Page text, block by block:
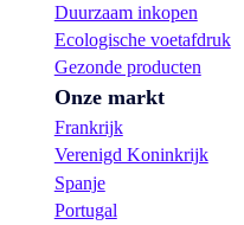
Duurzaam inkopen
Ecologische voetafdruk
Gezonde producten
Onze markt
Frankrijk
Verenigd Koninkrijk
Spanje
Portugal